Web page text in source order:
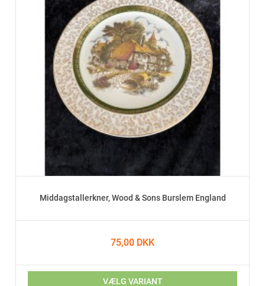
Middagstallerkner, Wood & Sons Burslem England
75,00 DKK
VÆLG VARIANT